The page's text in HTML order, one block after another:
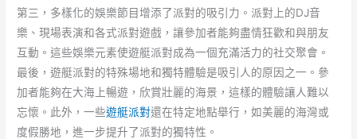
第三，多樣化的娛樂節目增添了派對的吸引力。派對上的DJ音
樂、現場表演和各式派對遊戲，讓參加者能夠盡情狂歡和與朋友
互動。這些娛樂元素使遊艇派對成為一個充滿活力的社交聚會。
最後，遊艇派對的特殊場地和獨特體驗是吸引人的原因之一。參
加者能夠在大海上暢遊，欣賞壯麗的海景，這樣的體驗讓人難以
忘懷。此外，一些遊艇派對還在特定地點舉行，如美麗的海灣或
度假勝地，進一步提升了派對的獨特性。